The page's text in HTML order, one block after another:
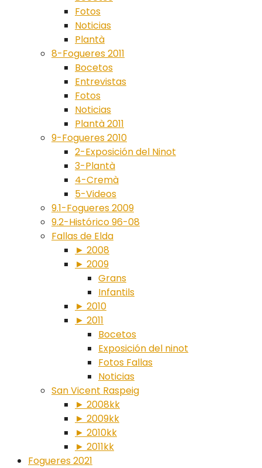
Fotos
Noticias
Plantà
8-Fogueres 2011
Bocetos
Entrevistas
Fotos
Noticias
Plantà 2011
9-Fogueres 2010
2-Exposición del Ninot
3-Plantà
4-Cremà
5-Videos
9.1-Fogueres 2009
9.2-Histórico 96-08
Fallas de Elda
► 2008
► 2009
Grans
Infantils
► 2010
► 2011
Bocetos
Exposición del ninot
Fotos Fallas
Noticias
San Vicent Raspeig
► 2008kk
► 2009kk
► 2010kk
► 2011kk
Fogueres 2021